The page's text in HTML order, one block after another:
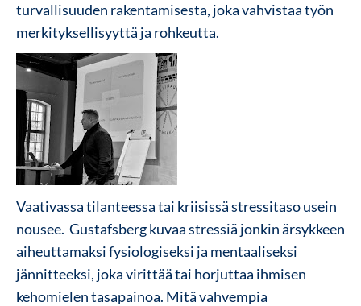
turvallisuuden rakentamisesta, joka vahvistaa työn
merkityksellisyyttä ja rohkeutta.
Vaativassa tilanteessa tai kriisissä stressitaso usein
nousee. Gustafsberg kuvaa stressiä jonkin ärsykkeen
aiheuttamaksi fysiologiseksi ja mentaaliseksi
jännitteeksi, joka virittää tai horjuttaa ihmisen
kehomielen tasapainoa. Mitä vahvempia